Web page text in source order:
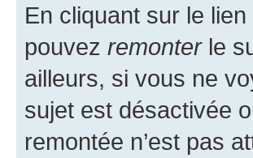
En cliquant sur le
pouvez remonterle
ailleurs, si vous ne
sujet est désactivée
remontée n’est pas